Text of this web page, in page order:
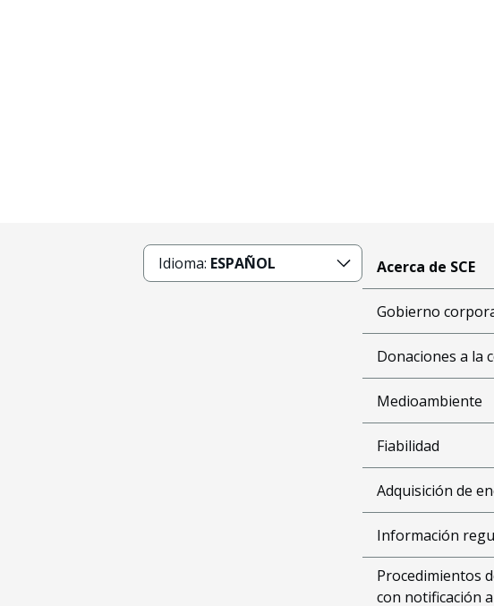
Idioma: ESPAÑOL Acerca de SCE
Gobierno
Donaciones a la
Medioambiente
Fiabilidad
Adquisición de
Información
Procedimientos
con notificación